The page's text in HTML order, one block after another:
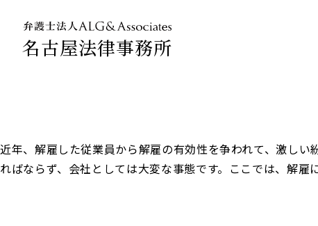
名古屋法律事務所
近年、解雇した従業員から解雇の有効性を争われて、激し
ればならず、会社としては大変な事態です。ここでは、解雇